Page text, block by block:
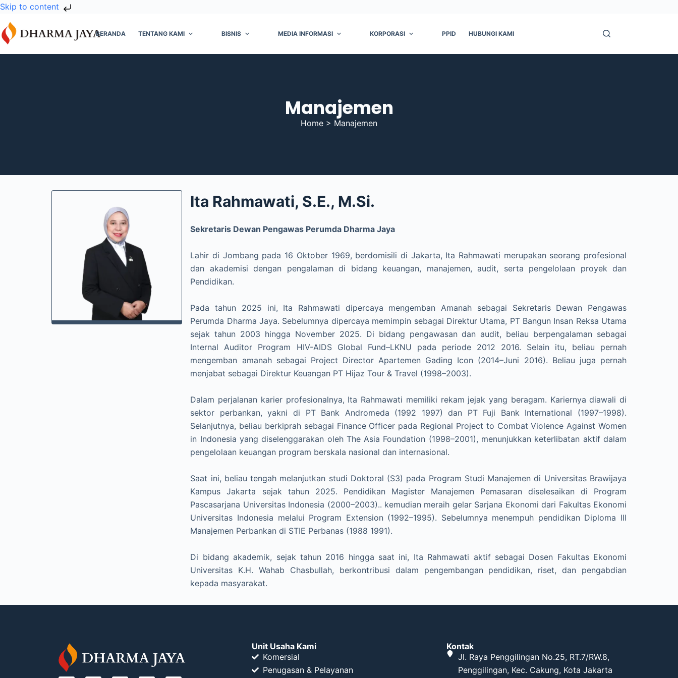
Skip to content
BERANDA TENTANG KAMI BISNIS MEDIA INFORMASI KORPORASI PPID HUBUNGI KAMI
Manajemen
Home > Manajemen
Ita Rahmawati, S.E., M.Si.
Sekretaris Dewan Pengawas Perumda Dharma Jaya
Lahir di Jombang pada 16 Oktober 1969, berdomisili di Jakarta, Ita Rahmawati merupakan seorang profesional
dan akademisi dengan pengalaman di bidang keuangan, manajemen, audit, serta pengelolaan proyek dan
Pendidikan.
Pada tahun 2025 ini, Ita Rahmawati dipercaya mengemban Amanah sebagai Sekretaris Dewan Pengawas
Perumda Dharma Jaya. Sebelumnya dipercaya memimpin sebagai Direktur Utama, PT Bangun Insan Reksa Utama
sejak tahun 2003 hingga November 2025. Di bidang pengawasan dan audit, beliau berpengalaman sebagai
Internal Auditor Program HIV-AIDS Global Fund–LKNU pada periode 2012 2016. Selain itu, beliau pernah
mengemban amanah sebagai Project Director Apartemen Gading Icon (2014–Juni 2016). Beliau juga pernah
menjabat sebagai Direktur Keuangan PT Hijaz Tour & Travel (1998–2003).
Dalam perjalanan karier profesionalnya, Ita Rahmawati memiliki rekam jejak yang beragam. Kariernya diawali di
sektor perbankan, yakni di PT Bank Andromeda (1992 1997) dan PT Fuji Bank International (1997–1998).
Selanjutnya, beliau berkiprah sebagai Finance Officer pada Regional Project to Combat Violence Against Women
in Indonesia yang diselenggarakan oleh The Asia Foundation (1998–2001), menunjukkan keterlibatan aktif dalam
pengelolaan keuangan program berskala nasional dan internasional.
Saat ini, beliau tengah melanjutkan studi Doktoral (S3) pada Program Studi Manajemen di Universitas Brawijaya
Kampus Jakarta sejak tahun 2025. Pendidikan Magister Manajemen Pemasaran diselesaikan di Program
Pascasarjana Universitas Indonesia (2000–2003).. kemudian meraih gelar Sarjana Ekonomi dari Fakultas Ekonomi
Universitas Indonesia melalui Program Extension (1992–1995). Sebelumnya menempuh pendidikan Diploma III
Manajemen Perbankan di STIE Perbanas (1988 1991).
Di bidang akademik, sejak tahun 2016 hingga saat ini, Ita Rahmawati aktif sebagai Dosen Fakultas Ekonomi
Universitas K.H. Wahab Chasbullah, berkontribusi dalam pengembangan pendidikan, riset, dan pengabdian
kepada masyarakat.
Unit Usaha Kami
Komersial
Penugasan & Pelayanan
Kontak
Jl. Raya Penggilingan No.25, RT.7/RW.8,
Penggilingan, Kec. Cakung, Kota Jakarta